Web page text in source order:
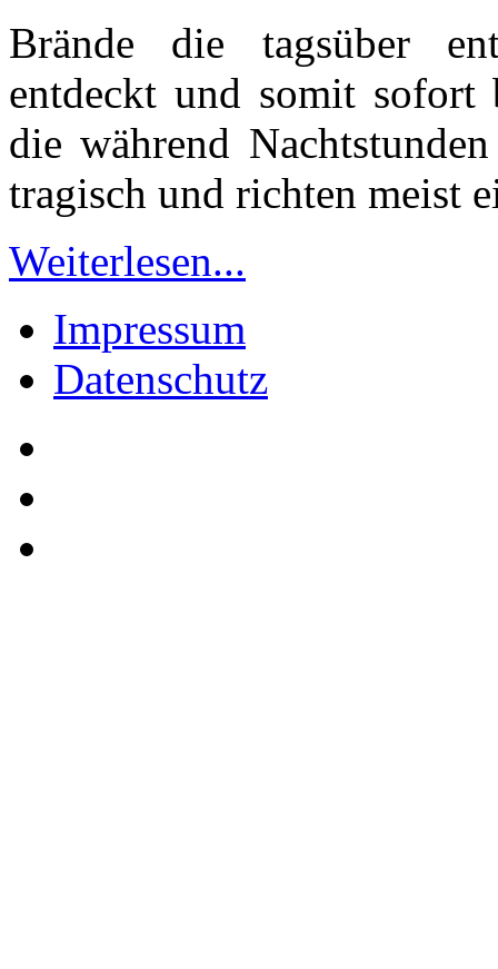
Brände die tagsüber
entdeckt und somit sofort
die während
tragisch und richten meist
Weiterlesen...
Impressum
Datenschutz